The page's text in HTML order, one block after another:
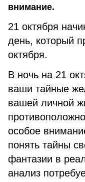
внимание.
21 октября
день, который
октября.
В ночь на 21
ваши тайные
вашей личной
особое
понять тайны
фантазии в
анализ